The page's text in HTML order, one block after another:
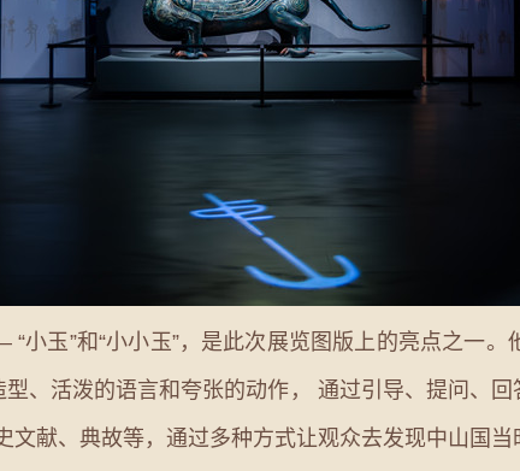
玉”和“小小玉”，是此次展览图版上的亮点之一。
、活泼的语言和夸张的动作， 通过引导、提问、
献、典故等，通过多种方式让观众去发现中山国当